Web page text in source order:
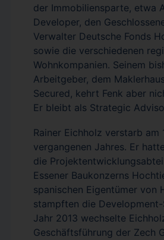
der Immobiliensparte, etwa
Developer, den
Verwalter Deutsche Fonds
sowie die verschiedenen
Wohnkompanien. Seinem
Arbeitgeber, dem
Secured, kehrt Fenk aber
Er bleibt als Strategic
Rainer Eichholz verstarb am
vergangenen Jahres. Er
die
Essener Baukonzerns
spanischen Eigentümer von
stampften die
Jahr 2013 wechselte
Geschäftsführung der Zech